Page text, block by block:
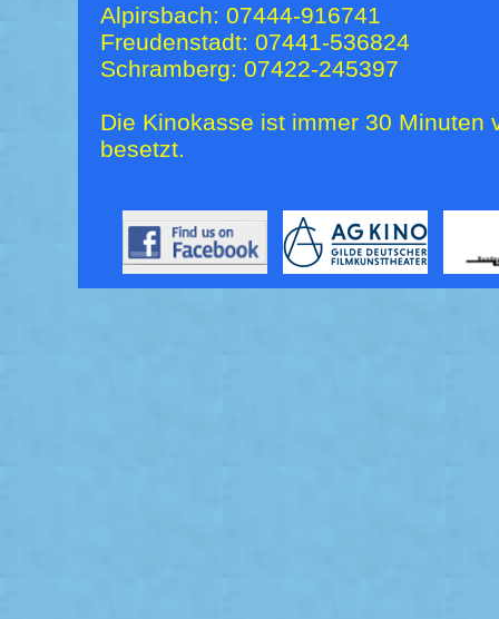
Alpirsbach: 07444-916741
Freudenstadt: 07441-536824
Schramberg: 07422-245397
Die Kinokasse ist immer 30 Minuten
besetzt.